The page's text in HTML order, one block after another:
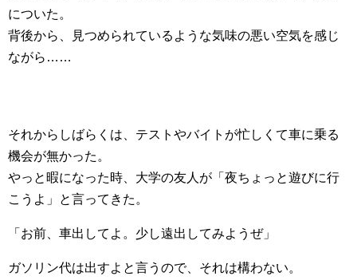
についた。
背後から、見つめられているような気味の悪い空気を感じ
ながら……
それからしばらくは、テストやバイトが忙しくて車に乗る
機会が無かった。
やっと暇になった時、大学の友人が「夜ちょっと遊びに行
こうよ」と言ってきた。
「お前、車出してよ。少し遠出してみようぜ」
ガソリン代は出すよと言うので、それは構わない。